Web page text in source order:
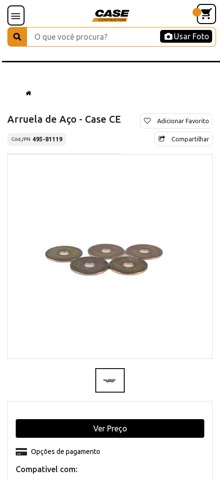
Usar Foto
Arruela de Aço - Case CE
Cód./PN 495-81119
Adicionar Favorito
Compartilhar
Compativel com:
Opções de pagamento
Ver Preço